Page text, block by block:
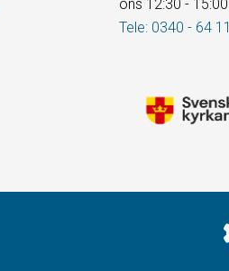
ons 12:30 - 15:00
Tele: 0340 - 64